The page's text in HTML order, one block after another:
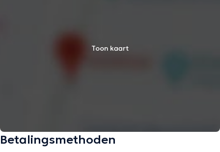
Toon kaart
Betalingsmethoden